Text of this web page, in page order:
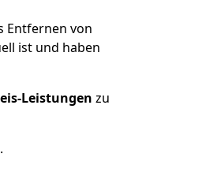
Entfernen von
ist und haben
Leistungen zu
.